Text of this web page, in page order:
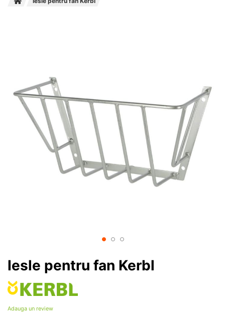
Iesle pentru fan Kerbl
Adauga un review